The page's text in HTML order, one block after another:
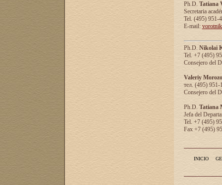
Ph.D. Tatiana
Secretaria
Tel. (495) 951-
E-mail:
Ph.D. Nikolai
Tel. +7 (495)
Consejero del
Valeriy
тел. (495) 951-
Consejero del
Ph.D. Tatiana
Jefa del
Tel. +7 (495)
Fax +7 (495)
INICIO